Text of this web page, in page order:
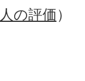
の評価）